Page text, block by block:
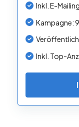
Inkl. E-
Kampagne:
Inkl. Top-